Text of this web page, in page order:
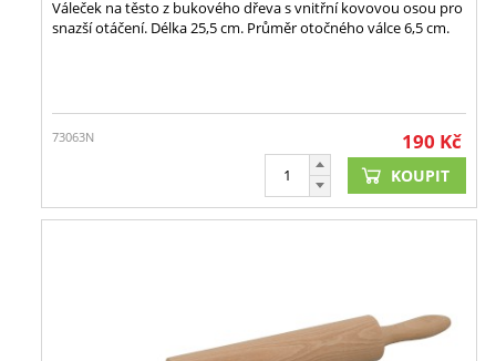
Váleček na těsto z bukového dřeva s vnitřní kovovou osou pro
snazší otáčení. Délka 25,5 cm. Průměr otočného válce 6,5 cm.
73063N 190 Kč
KOUPIT